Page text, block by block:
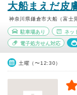
大船まえだ皮
神奈川県鎌倉市大船（富士
駐車場あり ネッ
電子処方せん対応
土曜（〜12:30）